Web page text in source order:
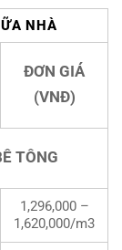
NHÀ
ĐƠN GIÁ
(VNĐ)
TÔNG
1,296,000 –
1,620,000/m3